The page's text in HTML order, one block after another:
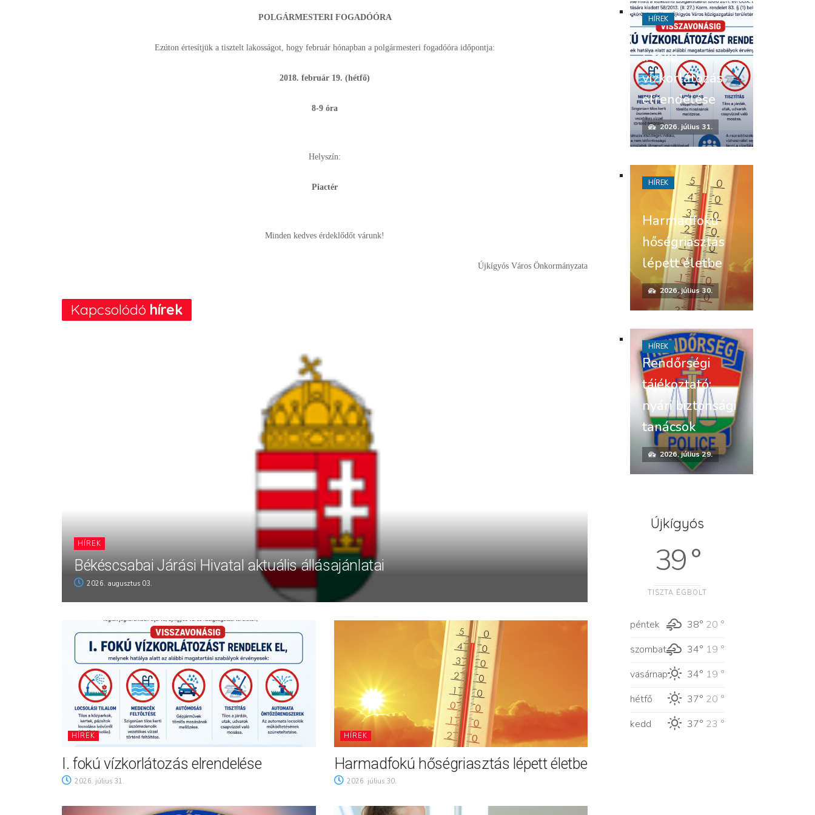
POLGÁRMESTERI FOGADÓÓRA
Ezúton értesítjük a tisztelt lakosságot, hogy február hónapban a polgármesteri fogadóóra időpontja:
2018. február 19. (hétfő)
8-9 óra
Helyszín:
Piactér
Minden kedves érdeklődőt várunk!
Újkígyós Város Önkormányzata
Kapcsolódó hírek
HÍREK
Békéscsabai Járási Hivatal aktuális állásajánlatai
2026. augusztus 03.
HÍREK
I. fokú vízkorlátozás elrendelése
2026. július 31.
HÍREK
Harmadfokú hőségriasztás lépett életbe
2026. július 30.
I. fokú
vízkorlátozás
elrendelése
2026. július 31.
HÍREK
Harmadfokú
hőségriasztás
lépett életbe
2026. július 30.
HÍREK
Rendőrségi
tájékoztató:
nyári biztonsági
tanácsok
2026. július 29.
HÍREK
Újkígyós
39 °
TISZTA ÉGBOLT
péntek 38° 20 °
szombat
34° 19 °
vasárnap
34° 19 °
hétfő
37° 20 °
kedd
37° 23 °